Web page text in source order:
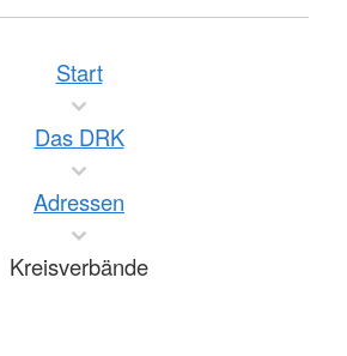
Start
Das DRK
Adressen
Kreisverbände